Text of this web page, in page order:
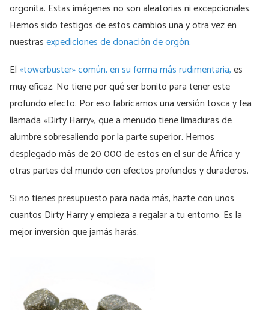
orgonita. Estas imágenes no son aleatorias ni excepcionales.
Hemos sido testigos de estos cambios una y otra vez en
nuestrasexpediciones de donación de orgón.
El «towerbuster» común, en su forma más rudimentaria,es
muy eficaz. No tiene por qué ser bonito para tener este
profundo efecto. Por eso fabricamos una versión tosca y fea
llamada «Dirty Harry», que a menudo tiene limaduras de
alumbre sobresaliendo por la parte superior. Hemos
desplegado más de 20 000 de estos en el sur de África y
otras partes del mundo con efectos profundos y duraderos.
Si no tienes presupuesto para nada más, hazte con unos
cuantos Dirty Harry y empieza a regalar a tu entorno. Es la
mejor inversión que jamás harás.